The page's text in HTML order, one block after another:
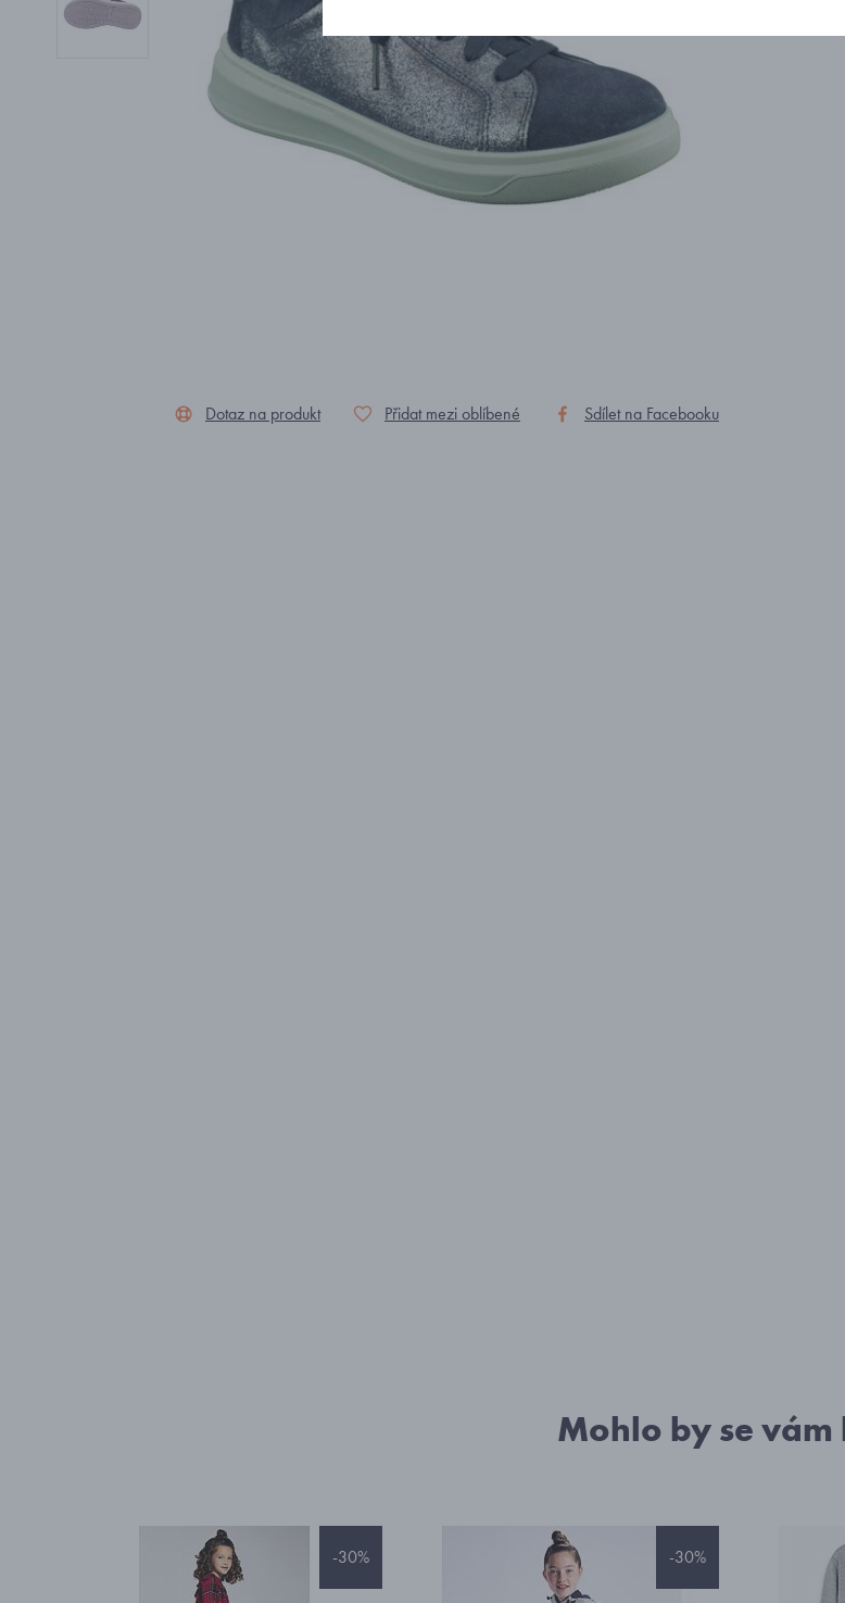
Dotaz na produkt Přidat mezi oblíbené Sdílet na Facebooku
Mohlo by se
-30% -30%